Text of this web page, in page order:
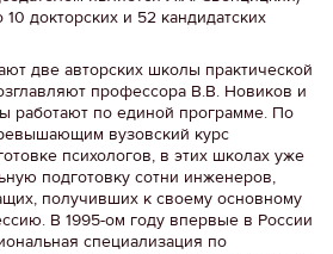
докторских и 52 кандидатских
две авторских школы практической
профессора В.В. Новиков и
работают по единой программе. По
вузовский курс
психологов, в этих школах уже
подготовку сотни инженеров,
получивших к своему основному
В 1995-ом году впервые в России
специализация по